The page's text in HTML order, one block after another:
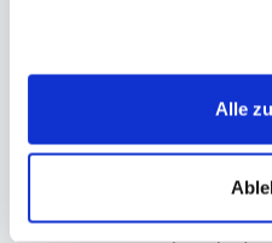
Alle
Unser Team besteht aus
Fachkenntnisse in den
Dienstleistungen,
Personalverrechnung
modernste